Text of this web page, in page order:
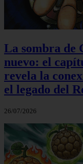
La sombra de
nuevo: el
revela la
el legado del
26/07/2026